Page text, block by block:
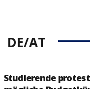
DE/AT
Studierende